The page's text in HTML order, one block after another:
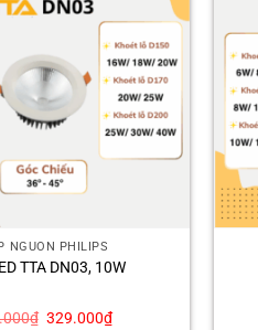
NGUỒN PHILIPS
TTA DN03, 10W
₫ Giá
329.000₫Giá